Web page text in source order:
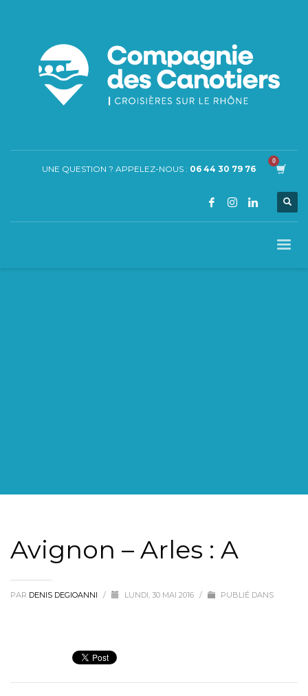
UNE QUESTION ? APPELEZ-NOUS : 06 44 30 79 76
Avignon – Arles : A
PAR DENIS DEGIOANNI / LUNDI, 30 MAI 2016 / PUBLIÉ DANS